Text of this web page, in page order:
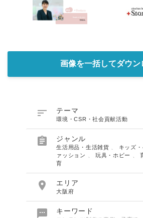
画像を一括してダウン
 テーマ
環境・CSR・社会貢献活動
 ジャンル
生活用品・生活雑貨
キッズ
ァッション
玩具・ホビー 、
育
 エリア
大阪府
 キーワード
English